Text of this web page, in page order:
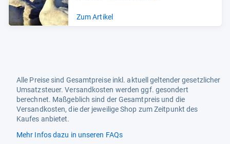
Zum Artikel
Alle Preise sind Gesamtpreise inkl. aktuell geltender gesetzlicher
Umsatzsteuer. Versandkosten werden ggf. gesondert
berechnet. Maßgeblich sind der Gesamtpreis und die
Versandkosten, die der jeweilige Shop zum Zeitpunkt des
Kaufes anbietet.
Mehr Infos dazu in unseren FAQs